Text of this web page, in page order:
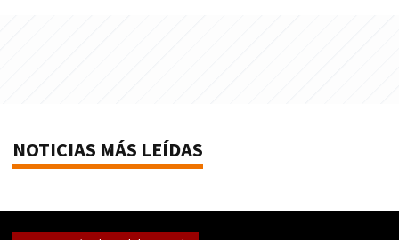
NOTICIAS MÁS LEÍDAS